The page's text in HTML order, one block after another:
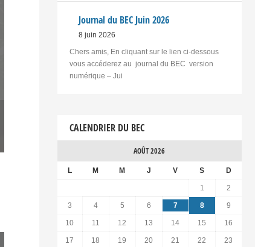
Journal du BEC Juin 2026
8 juin 2026
Chers amis, En cliquant sur le lien ci-dessous
vous accéderez au journal du BEC version
numérique – Jui
CALENDRIER DU BEC
AOÛT 2026
L M M J V S D
1 2
3 4 5 6 7 8 9
10 11 12 13 14 15 16
17 18 19 20 21 22 23